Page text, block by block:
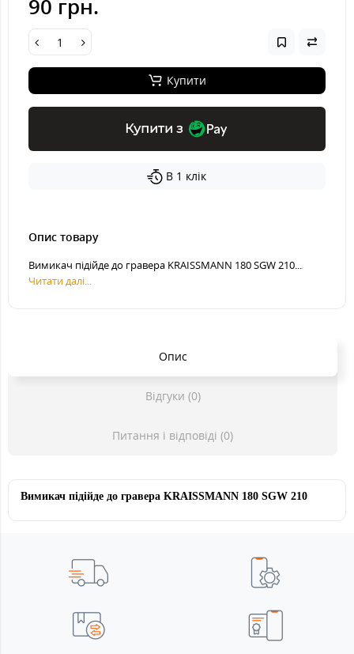
90 грн.
Купити
Купити з
В 1 клік
Опис товару
Вимикач підійде до гравера KRAISSMANN 180 SGW 210...
Читати далі...
Опис
Відгуки (0)
Питання і відповіді (0)
Вимикач підійде до гравера KRAISSMANN 180 SGW 210